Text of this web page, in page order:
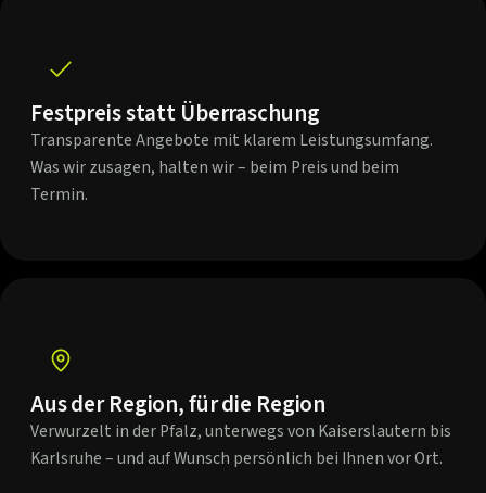
Festpreis statt Überraschung
Transparente Angebote mit klarem Leistungsumfang.
Was wir zusagen, halten wir – beim Preis und beim
Termin.
Aus der Region, für die Region
Verwurzelt in der Pfalz, unterwegs von Kaiserslautern bis
Karlsruhe – und auf Wunsch persönlich bei Ihnen vor Ort.